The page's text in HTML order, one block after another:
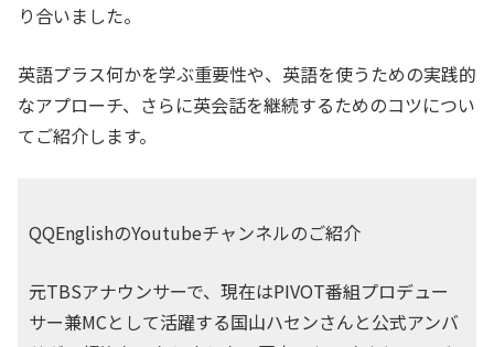
り合いました。
英語プラス何かを学ぶ重要性や、英語を使うための実践的
なアプローチ、さらに英会話を継続するためのコツについ
てご紹介します。
QQEnglishのYoutubeチャンネルのご紹介
元TBSアナウンサーで、現在はPIVOT番組プロデュー
サー兼MCとして活躍する国山ハセンさんと公式アンバ